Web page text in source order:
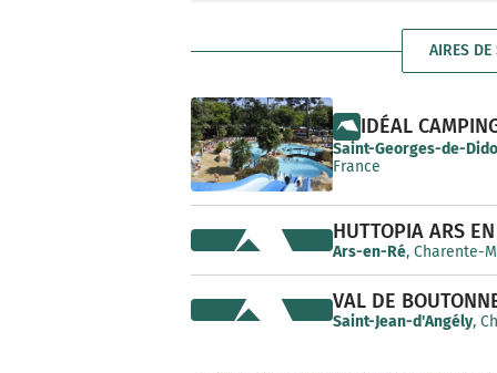
AIRES DE
IDÉAL
Saint-Georges-de-
France
HUTTOPIA ARS
Ars-en-Ré, Charente-
VAL DE
Saint-Jean-d'Angély,